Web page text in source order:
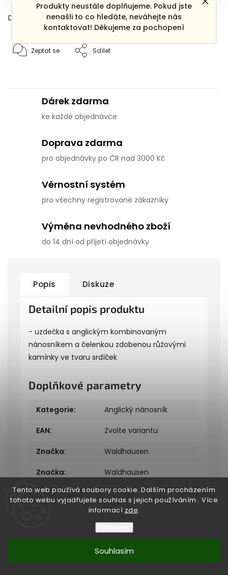
Tento web používá soubory cookie. Dalším procházením
tohoto webu vyjadřujete souhlas s jejich používáním.. Více
informací zde.
Souhlasím
Produkty neustále doplňujeme. Pokud jste
nenašli to co hledáte, neváhejte nás
kontaktovat! Děkujeme za pochopení
Detailní informace
Zeptat se Sdílet
Dárek zdarma
ke každé objednávce
Doprava zdarma
pro objednávky po ČR nad 3000 Kč
Věrnostní systém
pro všechny registrované zákazníky
Výměna nevhodného zboží
do 14 dní od přijetí objednávky
Popis Diskuze
Detailní popis produktu
- uzdečka s anglickým kombinovaným
nánosníkem a čelenkou zdobenou růžovými
kamínky ve tvaru srdíček
Doplňkové parametry
Kategorie: Anglický nánosník
EAN: Zvolte variantu
Značka: Waldhausen
Značka: Waldhausen
Copyright 2026Bukefalos. Všechna práva vyhrazena.
Shoptet| Design